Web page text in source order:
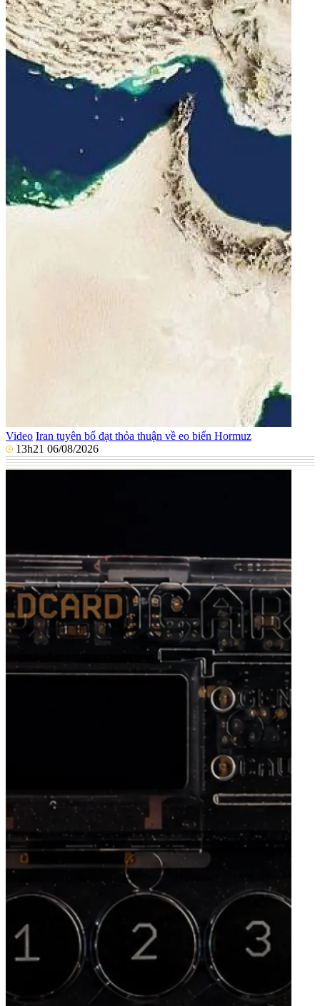
Video Iran tuyên bố đạt thỏa thuận về eo biển Hormuz
13h21 06/08/2026